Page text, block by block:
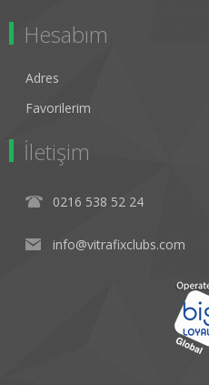
Hesabım
Adres
Favorilerim
İletişim
0216 538 52 24
info@vitrafixclubs.com